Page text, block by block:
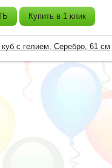
Купить в 1 клик
с гелием, Серебро, 61 см